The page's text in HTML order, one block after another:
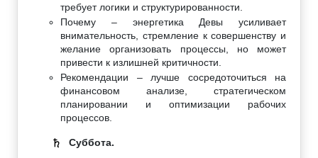
требует логики и структурированности.
Почему – энергетика Девы усиливает
внимательность, стремление к совершенству и
желание организовать процессы, но может
привести к излишней критичности.
Рекомендации – лучше сосредоточиться на
финансовом анализе, стратегическом
планировании и оптимизации рабочих
процессов.
♄ Суббота.